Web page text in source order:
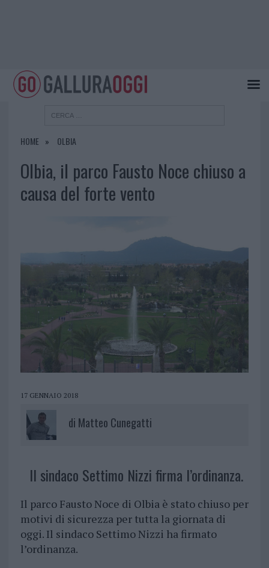
HOME OLBIA
Olbia, il parco Fausto Noce chiuso a
causa del forte vento
17 GENNAIO 2018
di Matteo Cunegatti
Il sindaco Settimo Nizzi firma l’ordinanza.
Il parco Fausto Noce di Olbia è stato chiuso per
motivi di sicurezza per tutta la giornata di
oggi. Il sindaco Settimo Nizzi ha firmato
l’ordinanza.